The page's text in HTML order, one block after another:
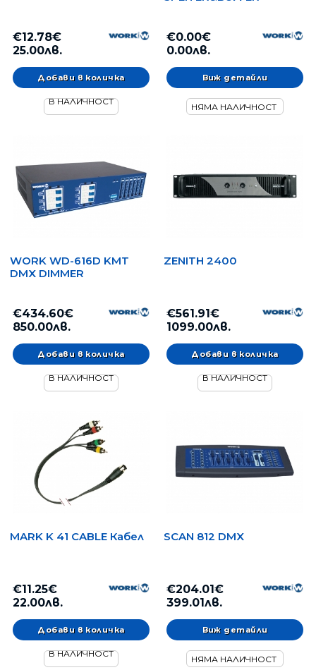
€12.78€
25.00лв.
В НАЛИЧНОСТ
€0.00€
0.00лв.
Виж детайли
НЯМА НАЛИЧНОСТ
WORK WD-616D KMT
DMX DIMMER
€434.60€
850.00лв.
В НАЛИЧНОСТ
ZENITH 2400
€561.91€
1099.00лв.
В НАЛИЧНОСТ
MARK K 41 CABLE Кабел
€11.25€
22.00лв.
В НАЛИЧНОСТ
SCAN 812 DMX
€204.01€
399.01лв.
Виж детайли
НЯМА НАЛИЧНОСТ